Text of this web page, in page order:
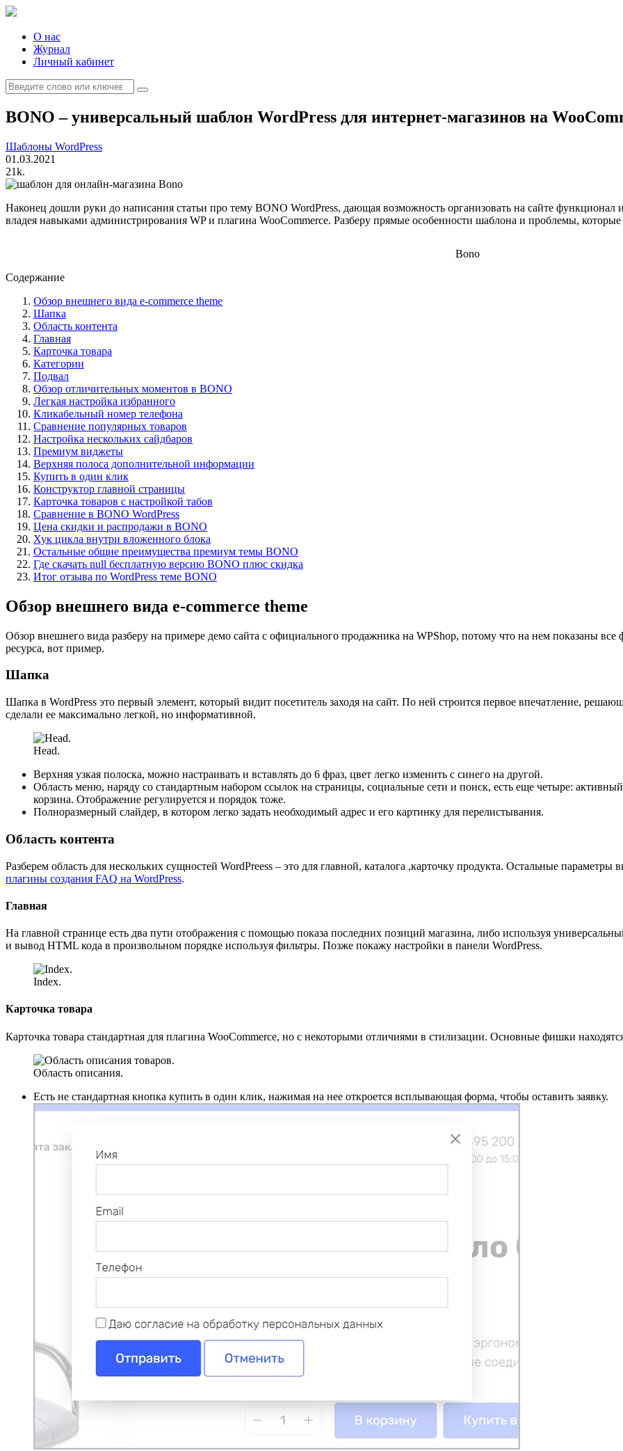
Skip
contentО нас
Журнал
Личный кабинет
Search
for:
BONO – универсальный шаблон WordPress для интернет-магазинов на
Шаблоны WordPress
01.03.2021
21k.
Наконец дошли руки до написания статьи про тему BONO WordPress, дающая возможность организовать на сайте функционал
владея навыками администрирования WP и плагина WooCommerce. Разберу прямые особенности шаблона и проблемы, которые
Bono
Содержание
Обзор внешнего вида e-commerce theme
Шапка
Область контента
Главная
Карточка товара
Категории
Подвал
Обзор отличительных моментов в BONO
Легкая настройка избранного
Кликабельный номер телефона
Сравнение популярных товаров
Настройка нескольких сайдбаров
Премиум виджеты
Верхняя полоса дополнительной информации
Купить в один клик
Конструктор главной страницы
Карточка товаров с настройкой табов
Сравнение в BONO WordPress
Цена скидки и распродажи в BONO
Хук цикла внутри вложенного блока
Остальные общие преимущества премиум темы BONO
Где скачать null бесплатную версию BONO плюс скидка
Итог отзыва по WordPress теме BONO
Обзор внешнего вида e-commerce theme
Обзор внешнего вида разберу на примере демо сайта с официального продажника на WPShop, потому что на нем показаны
ресурса, вот пример.
Шапка
Шапка в WordPress это первый элемент, который видит посетитель заходя на сайт. По ней строится первое впечатление,
сделали ее максимально легкой, но информативной.
Head.
Верхняя узкая полоска, можно настраивать и вставлять до 6 фраз, цвет легко изменить с синего на другой.
Область меню, наряду со стандартным набором ссылок на страницы, социальные сети и поиск, есть еще четыре:
корзина. Отображение регулируется и порядок тоже.
Полноразмерный слайдер, в котором легко задать необходимый адрес и его картинку для перелистывания.
Область контента
Разберем область для нескольких сущностей WordPreess – это для главной, каталога ,карточку продукта. Остальные
плагины создания FAQ на WordPress.
Главная
На главной странице есть два пути отображения с помощью показа последних позиций магазина, либо используя
и вывод HTML кода в произвольном порядке используя фильтры. Позже покажу настройки в панели WordPress.
Index.
Карточка товара
Карточка товара стандартная для плагина WooCommerce, но с некоторыми отличиями в стилизации. Основные фишки
Область описания.
Есть не стандартная кнопка купить в один клик, нажимая на нее откроется всплывающая форма, чтобы оставить заявку.